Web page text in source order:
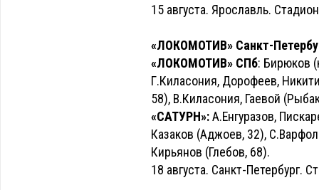
15 августа. Ярославль.
«ЛОКОМОТИВ» Санкт-
«ЛОКОМОТИВ» СПб: Бирюков
Г.Киласония, Дорофеев,
58), В.Киласония, Гаевой
«САТУРН»:А.Енгуразов,
Казаков (Аджоев, 32),
Кирьянов (Глебов, 68).
18 августа. Санкт-Петербург.